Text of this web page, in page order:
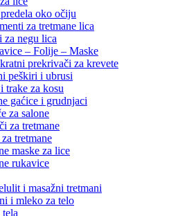
oko očiju
za tretmane lica
za negu lica
– Folije – Maske
prekrivači za krevete
peškiri i ubrusi
trake za kosu
gaćice i grudnjaci
za salone
za tretmane
tretmane
maske za lice
rukavice
i masažni tretmani
i mleko za telo